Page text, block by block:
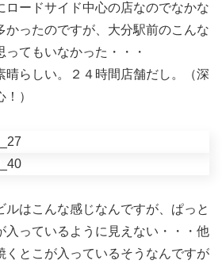
ロードサイド中心の店なのでなかな
かったのですが、大分駅前のこんな
てもいなかった・・・
晴らしい。２４時間店舗だし。（深
）
ルはこんな感じなんですが、ぱっと
入っているように見えない・・・他
くとこが入っているそうなんですが